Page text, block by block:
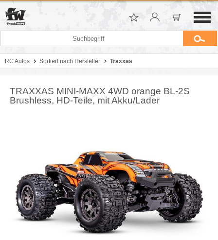
RC Autos Sortiert nach Hersteller Traxxas
TRAXXAS MINI-MAXX 4WD orange BL-2S
Brushless, HD-Teile, mit Akku/Lader